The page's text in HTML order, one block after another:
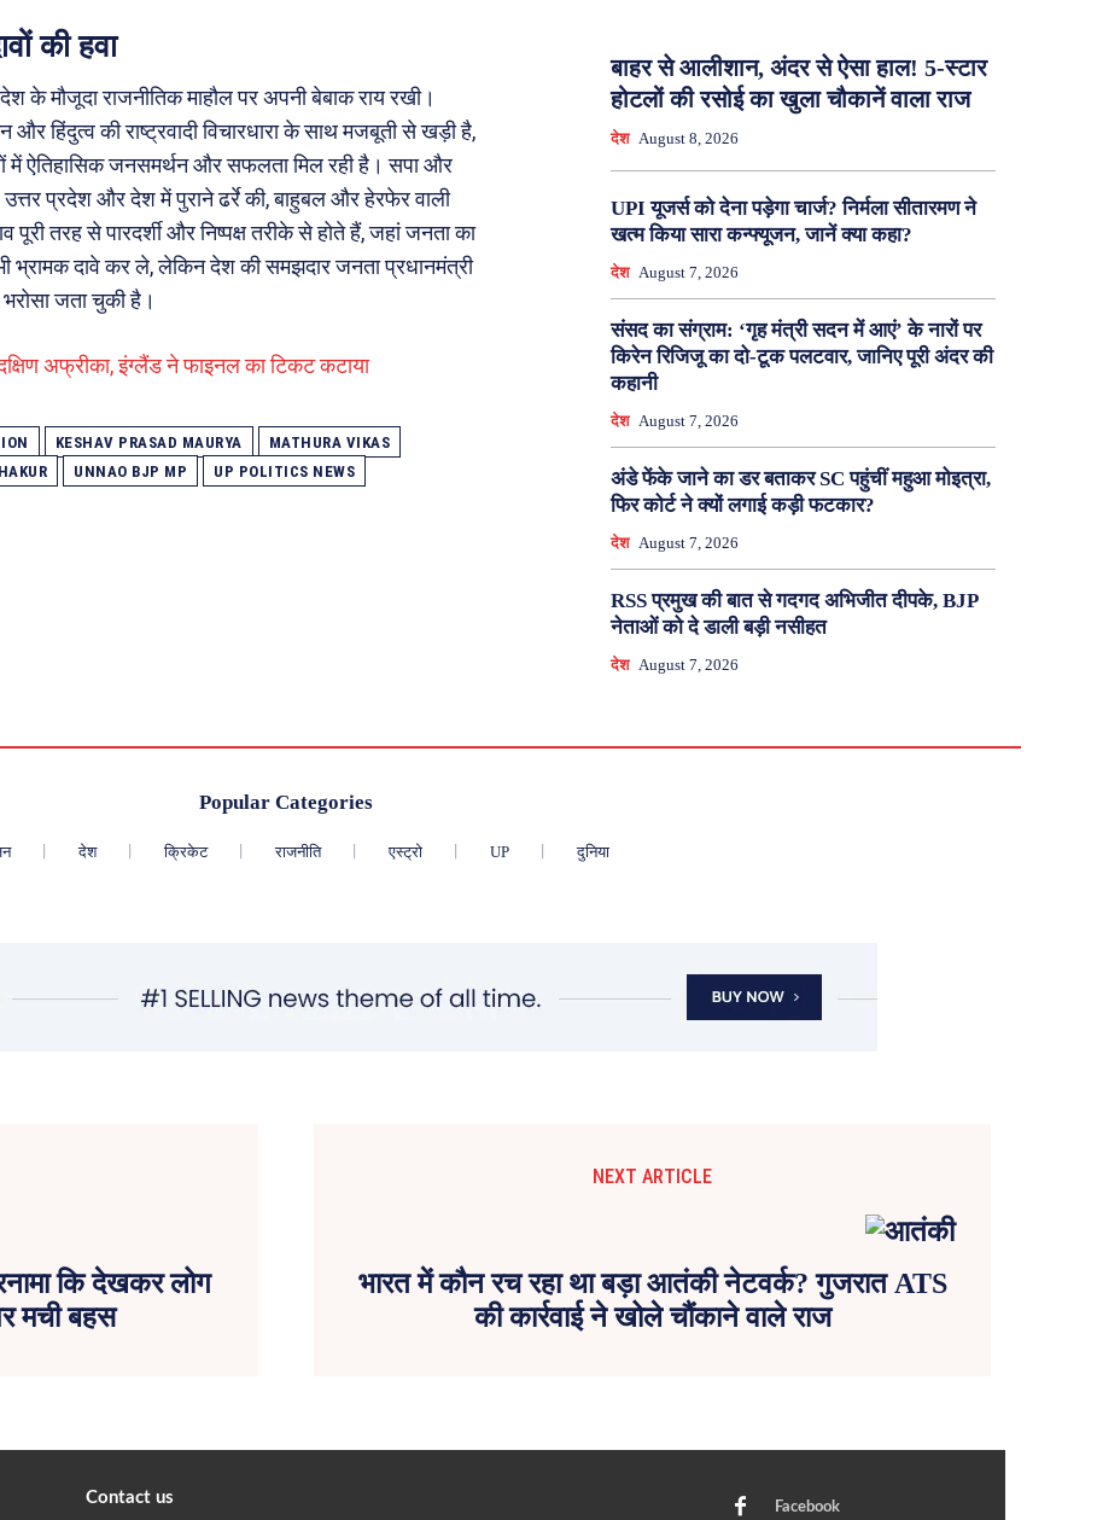
की हवा
के मौजूदा राजनीतिक माहौल पर अपनी बेबाक राय रखी।
हिंदुत्व की राष्ट्रवादी विचारधारा के साथ मजबूती से खड़ी है,
में ऐतिहासिक जनसमर्थन और सफलता मिल रही है। सपा और
प्रदेश और देश में पुराने ढर्रे की, बाहुबल और हेरफेर वाली
तरह से पारदर्शी और निष्पक्ष तरीके से होते हैं, जहां जनता का
भी भ्रामक दावे कर ले, लेकिन देश की समझदार जनता प्रधानमंत्री
जता चुकी है।
अफ्रीका, इंग्लैंड ने फाइनल का टिकट कटाया
KESHAV PRASAD MAURYA
MATHURA VIKAS
UNNAO BJP MP
UP POLITICS NEWS
बाहर से आलीशान, अंदर से ऐसा हाल! 5-स्टार
होटलों की रसोई का खुला चौकानें वाला राज
देश August 8, 2026
UPI यूजर्स को देना पड़ेगा चार्ज? निर्मला सीतारमण ने
खत्म किया सारा कन्फ्यूजन, जानें क्या कहा?
देश August 7, 2026
संसद का संग्राम: ‘गृह मंत्री सदन में आएं’ के नारों पर
किरेन रिजिजू का दो-टूक पलटवार, जानिए पूरी अंदर की
कहानी
देश August 7, 2026
अंडे फेंके जाने का डर बताकर SC पहुंचीं महुआ मोइत्रा,
फिर कोर्ट ने क्यों लगाई कड़ी फटकार?
देश August 7, 2026
RSS प्रमुख की बात से गदगद अभिजीत दीपके, BJP
नेताओं को दे डाली बड़ी नसीहत
देश August 7, 2026
Popular Categories
देश क्रिकेट राजनीति एस्ट्रो UP दुनिया
कि देखकर लोग
मची बहस
NEXT ARTICLE
भारत में कौन रच रहा था बड़ा आतंकी नेटवर्क? गुजरात ATS
की कार्रवाई ने खोले चौंकाने वाले राज
Contact us Facebook